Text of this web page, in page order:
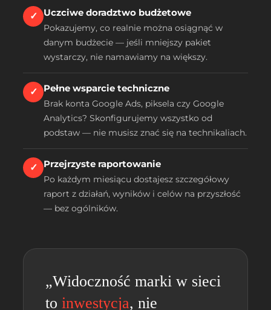
✓ Uczciwe doradztwo budżetowe
Pokazujemy, co realnie można osiągnąć w
danym budżecie — jeśli mniejszy pakiet
wystarczy, nie namawiamy na większy.
✓ Pełne wsparcie techniczne
Brak konta Google Ads, pikselа czy Google
Analytics? Skonfigurujemy wszystko od
podstaw — nie musisz znać się na technikaliach.
✓ Przejrzyste raportowanie
Po każdym miesiącu dostajesz szczegółowy
raport z działań, wyników i celów na przyszłość
— bez ogólników.
„Widoczność marki w sieci
to inwestycja, nie